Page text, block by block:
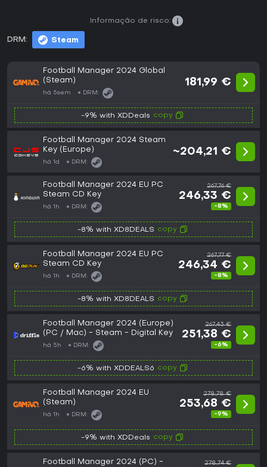
DRM: Steam
Informação de risco:
Football Manager 2024 Global
(Steam)
há 5sem DRM:
181,99 €
-9% with XDDeals copy
Football Manager 2024 Steam
Key (Europe)
há 1d DRM:
~204,21 €
Football Manager 2024 EU PC
Steam CD Key
há 1h DRM:
267,76 €
246,33 €
-8%
-8% with XD8DEALS copy
Football Manager 2024 EU PC
Steam CD Key
há 1h DRM:
267,77 €
246,34 €
-8%
-8% with XD8DEALS copy
Football Manager 2024 (Europe)
(PC / Mac) - Steam - Digital Key
há 5h DRM:
267,43 €
251,38 €
-6%
-6% with XDDEALS6 copy
Football Manager 2024 EU
(Steam)
há 1h DRM:
278,78 €
253,68 €
-9%
-9% with XDDeals copy
Football Manager 2024 (PC) -
278,74 €